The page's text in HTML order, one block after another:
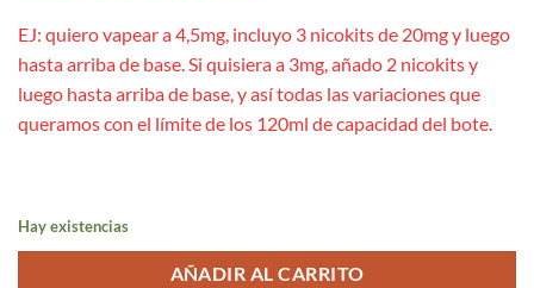
EJ: quiero vapear a 4,5mg, incluyo 3 nicokits de 20mg y luego
hasta arriba de base. Si quisiera a 3mg, añado 2 nicokits y
luego hasta arriba de base, y así todas las variaciones que
queramos con el límite de los 120ml de capacidad del bote.
Hay existencias
AÑADIR AL CARRITO